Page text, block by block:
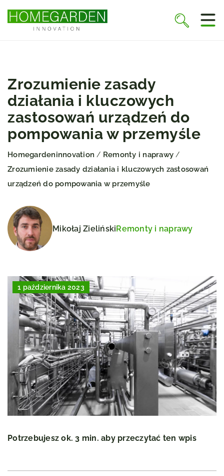
Zrozumienie zasady
działania i kluczowych
zastosowań urządzeń do
pompowania w przemyśle
Homegardeninnovation / Remonty i naprawy /
Zrozumienie zasady działania i kluczowych zastosowań
urządzeń do pompowania w przemyśle
Mikołaj ZielińskiRemonty i naprawy
1 października 2023
Potrzebujesz ok. 3 min. aby przeczytać ten wpis